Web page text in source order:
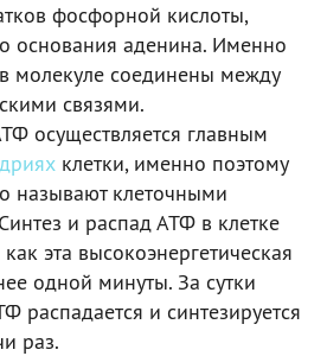
фосфорной кислоты,
основания аденина. Именно
молекуле соединены между
связями.
осуществляется главным
клетки, именно поэтому
называют клеточными
и распад АТФ в клетке
эта высокоэнергетическая
одной минуты. За сутки
распадается и синтезируется
раз.